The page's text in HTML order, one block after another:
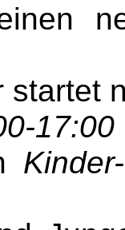
startet
17:00